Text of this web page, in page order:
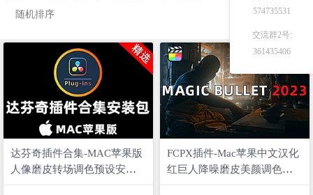
随机排序
正在为您加载新内容
达芬奇插件合集-MAC苹果版
人像磨皮转场调色预设安装
FCPX插件-Mac苹果中文汉化
红巨人降噪磨皮美颜调色
574735531
交流群2号:
361435406